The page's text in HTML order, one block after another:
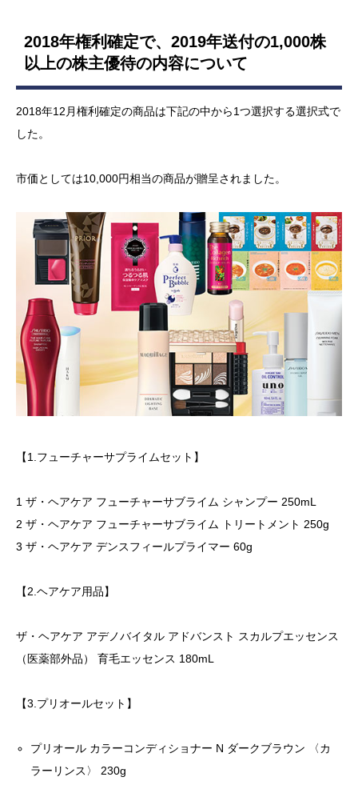
2018年権利確定で、2019年送付の1,000株
以上の株主優待の内容について
2018年12月権利確定の商品は下記の中から1つ選択する選択式で
した。
市価としては10,000円相当の商品が贈呈されました。
【1.フューチャーサプライムセット】
1 ザ・ヘアケア フューチャーサブライム シャンプー 250mL
2 ザ・ヘアケア フューチャーサブライム トリートメント 250g
3 ザ・ヘアケア デンスフィールプライマー 60g
【2.ヘアケア用品】
ザ・ヘアケア アデノバイタル アドバンスト スカルプエッセンス
（医薬部外品） 育毛エッセンス 180mL
【3.プリオールセット】
プリオール カラーコンディショナー N ダークブラウン 〈カ
ラーリンス〉 230g